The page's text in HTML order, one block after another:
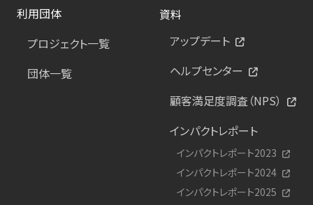
利用団体
プロジェクト一覧
団体一覧
資料
アップデート
ヘルプセンター
顧客満足度調査（NPS）
インパクトレポート
インパクトレポート2023
インパクトレポート2024
インパクトレポート2025